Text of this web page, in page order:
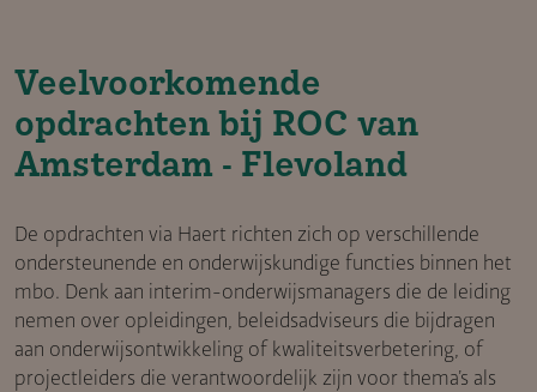
Veelvoorkomende
opdrachten bij ROC van
Amsterdam - Flevoland
De opdrachten via Haert richten zich op verschillende
ondersteunende en onderwijskundige functies binnen het
mbo. Denk aan interim-onderwijsmanagers die de leiding
nemen over opleidingen, beleidsadviseurs die bijdragen
aan onderwijsontwikkeling of kwaliteitsverbetering, of
projectleiders die verantwoordelijk zijn voor thema’s als